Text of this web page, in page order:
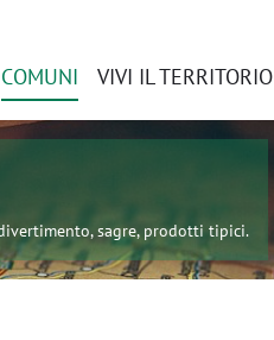
COMUNI VIVI IL TERRITORIO
sagre, prodotti tipici.